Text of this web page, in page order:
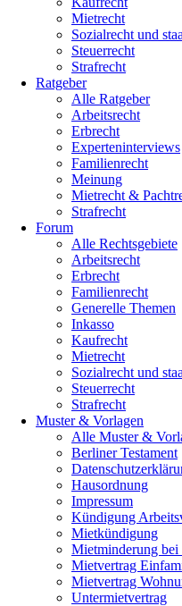
Mietrecht
Sozialrecht und
Steuerrecht
Strafrecht
Ratgeber
Alle Ratgeber
Arbeitsrecht
Erbrecht
Experteninterviews
Familienrecht
Meinung
Mietrecht &
Strafrecht
Forum
Alle Rechtsgebiete
Arbeitsrecht
Erbrecht
Familienrecht
Generelle Themen
Inkasso
Kaufrecht
Mietrecht
Sozialrecht und
Steuerrecht
Strafrecht
Muster & Vorlagen
Alle Muster &
Berliner Testament
Hausordnung
Impressum
Kündigung
Mietkündigung
Mietminderung bei
Mietvertrag
Mietvertrag
Untermietvertrag